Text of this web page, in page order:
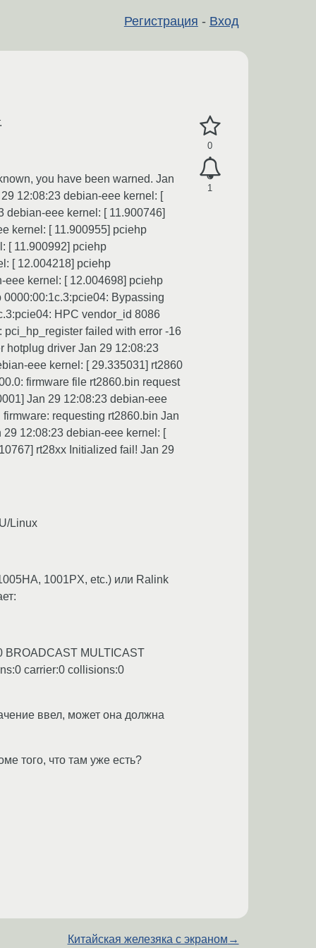
Регистрация - Вход
0
1
you have been warned. Jan
12:08:23 debian-eee kernel: [
debian-eee kernel: [ 11.900746]
kernel: [ 11.900955] pciehp
[ 11.900992] pciehp
[ 12.004218] pciehp
eee kernel: [ 12.004698] pciehp
Bypassing
HPC vendor_id 8086
failed with error -16
hotplug driver Jan 29 12:08:23
eee kernel: [ 29.335031] rt2860
firmware file rt2860.bin request
Jan 29 12:08:23 debian-eee
requesting rt2860.bin Jan
12:08:23 debian-eee kernel: [
rt28xx Initialized fail! Jan 29
Linux
1001PX, etc.) или Ralink
BROADCAST MULTICAST
carrier:0 collisions:0
ввел, может она должна
того, что там уже есть?
Китайская железяка с экраном →